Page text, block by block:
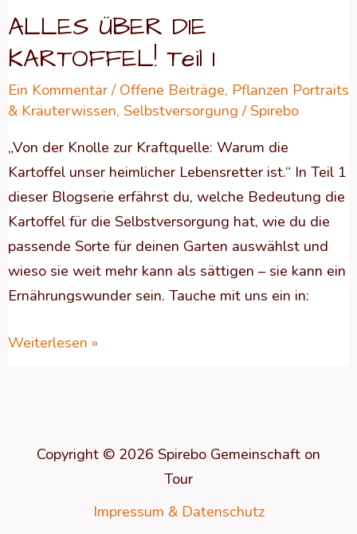
ALLES ÜBER DIE
KARTOFFEL! Teil 1
Ein Kommentar / Offene Beiträge, Pflanzen Portraits
& Kräuterwissen, Selbstversorgung / Spirebo
„Von der Knolle zur Kraftquelle: Warum die
Kartoffel unser heimlicher Lebensretter ist.“ In Teil 1
dieser Blogserie erfährst du, welche Bedeutung die
Kartoffel für die Selbstversorgung hat, wie du die
passende Sorte für deinen Garten auswählst und
wieso sie weit mehr kann als sättigen – sie kann ein
Ernährungswunder sein. Tauche mit uns ein in:
Weiterlesen »
Copyright © 2026 Spirebo Gemeinschaft on
Tour
Impressum & Datenschutz